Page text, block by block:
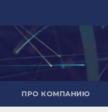
ПРО КОМПАНИЮ